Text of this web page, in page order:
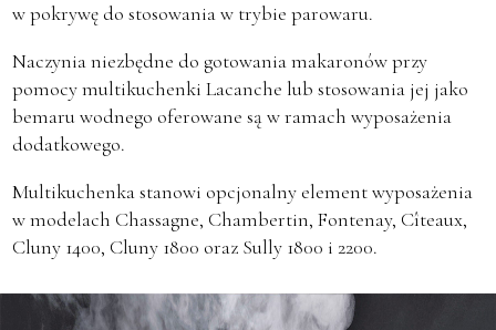
w pokrywę do stosowania w trybie parowaru.
Naczynia niezbędne do gotowania makaronów przy
pomocy multikuchenki Lacanche lub stosowania jej jako
bemaru wodnego oferowane są w ramach wyposażenia
dodatkowego.
Multikuchenka stanowi opcjonalny element wyposażenia
w modelach Chassagne, Chambertin, Fontenay, Cîteaux,
Cluny 1400, Cluny 1800 oraz Sully 1800 i 2200.